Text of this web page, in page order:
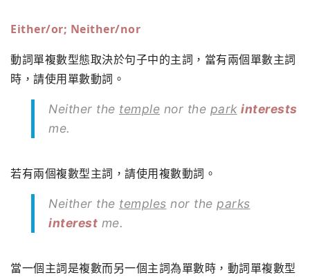
Either/or; Neither/nor
動詞單複數型態取決於句子中的主詞，當有兩個單數主詞
時，請使用單數動詞。
Neither the temple nor the park interests
me.
若有兩個複數型主詞，請使用複數動詞。
Neither the temples nor the parks
interest me.
當一個主詞是複數而另一個主詞為單數時，動詞單複數型